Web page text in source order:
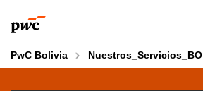
to
content
to
footer
PwC Bolivia Nuestros_Servicios_BO